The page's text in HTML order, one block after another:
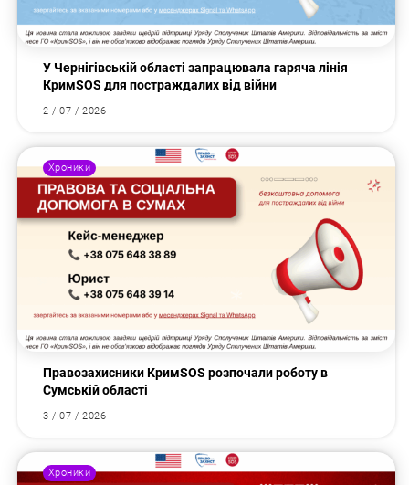
У Чернігівській області запрацювала гаряча лінія
КримSOS для постраждалих від війни
2 / 07 / 2026
Хроники
Правозахисники КримSOS розпочали роботу в
Сумській області
3 / 07 / 2026
Хроники